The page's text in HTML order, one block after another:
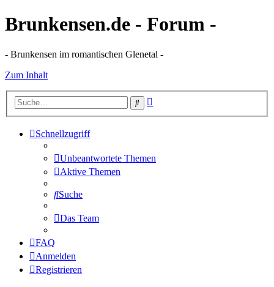
Brunkensen.de - Forum -
- Brunkensen im romantischen Glenetal -
Zum Inhalt
Suche
Schnellzugriff
Unbeantwortete Themen
Aktive Themen
Suche
Das Team
FAQ
Anmelden
Registrieren